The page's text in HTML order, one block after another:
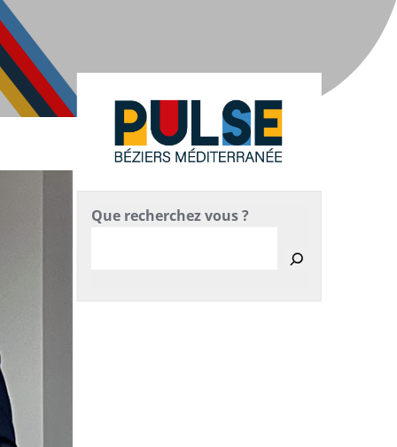
Que recherchez vous ?